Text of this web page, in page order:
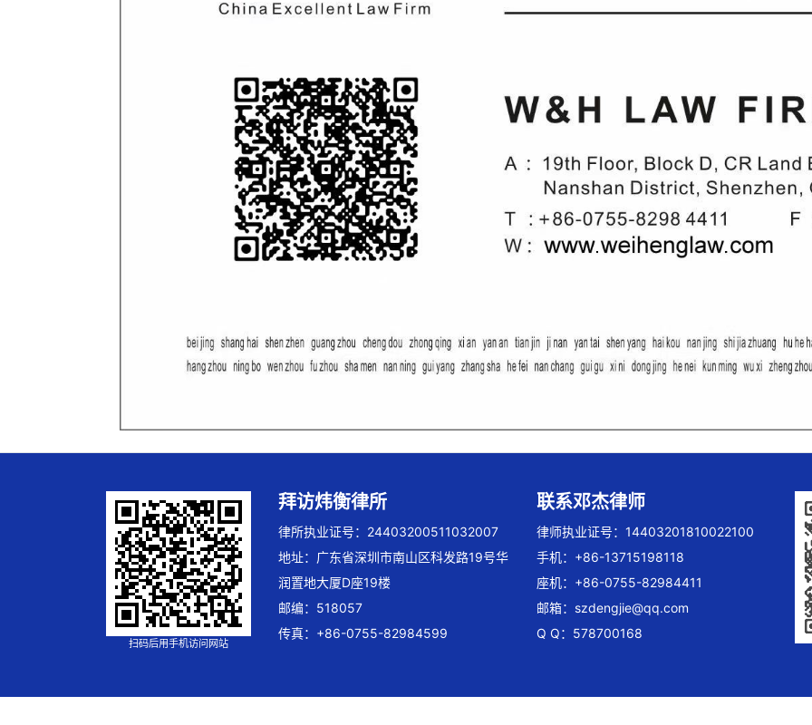
扫码后用手机访问网站
拜访炜衡律所
律所执业证号：24403200511032007
地址：广东省深圳市南山区科发路19号华
润置地大厦D座19楼
邮编：518057
传真：+86-0755-82984599
联系邓杰律师
律师执业证号：14403201810022100
手机：+86-13715198118
座机：+86-0755-82984411
邮箱： szdengjie@qq.com
Q Q：578700168